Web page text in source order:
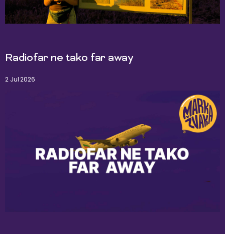
Radiofar ne tako far away
2 Jul 2026